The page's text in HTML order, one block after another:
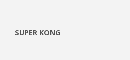
SUPER KONG